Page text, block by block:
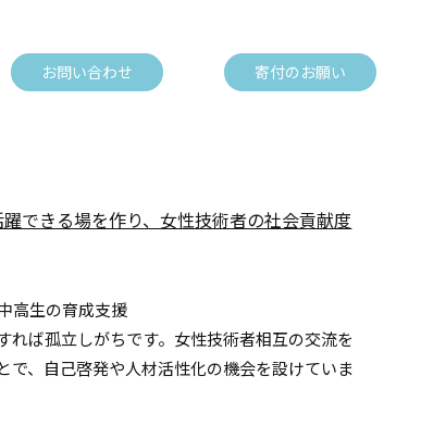
お問い合わせ 寄付のお願い
できる場を作り、女性技術者の社会貢献度
高生の育成支援
ば孤立しがちです。女性技術者相互の交流を
、自己啓発や人材活性化の機会を設けていま